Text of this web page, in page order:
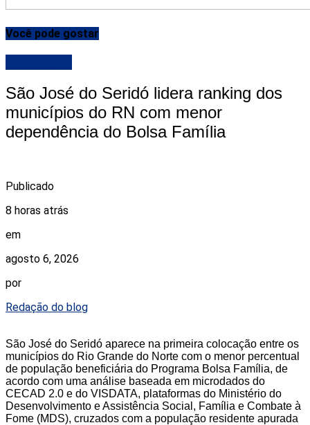
Você pode gostar
São José do Seridó lidera ranking dos
municípios do RN com menor
dependência do Bolsa Família
Publicado
8 horas atrás
em
agosto 6, 2026
por
Redação do blog
São José do Seridó aparece na primeira colocação entre os
municípios do Rio Grande do Norte com o menor percentual
de população beneficiária do Programa Bolsa Família, de
acordo com uma análise baseada em microdados do
CECAD 2.0 e do VISDATA, plataformas do Ministério do
Desenvolvimento e Assistência Social, Família e Combate à
Fome (MDS), cruzados com a população residente apurada